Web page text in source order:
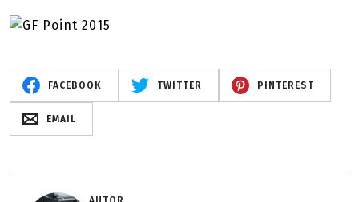
FACEBOOK TWITTER PINTEREST
EMAIL